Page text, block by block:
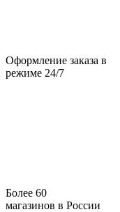
Оформление заказа в
режиме 24/7
Более 60
магазинов в России